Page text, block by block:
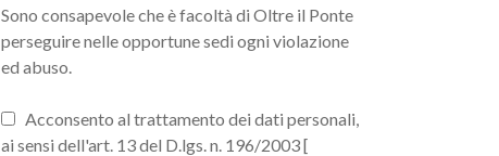
Sono consapevole che è facoltà di Oltre il Ponte
perseguire nelle opportune sedi ogni violazione
ed abuso.
Acconsento al trattamento dei dati personali,
ai sensi dell'art. 13 del D.lgs. n. 196/2003 [